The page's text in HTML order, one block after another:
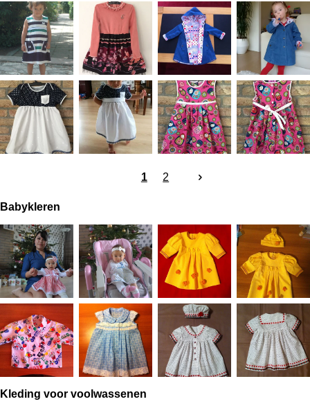
1 2
Babykleren
Kleding voor voolwassenen